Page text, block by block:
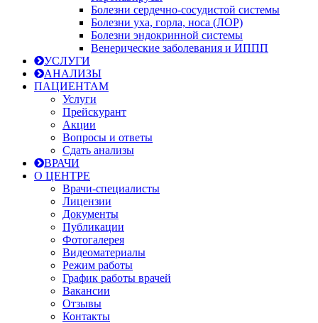
Болезни сердечно-сосудистой системы
Болезни уха, горла, носа (ЛОР)
Болезни эндокринной системы
Венерические заболевания и ИППП
УСЛУГИ
АНАЛИЗЫ
ПАЦИЕНТАМ
Услуги
Прейскурант
Акции
Вопросы и ответы
Сдать анализы
ВРАЧИ
О ЦЕНТРЕ
Врачи-специалисты
Лицензии
Документы
Публикации
Фотогалерея
Видеоматериалы
Режим работы
График работы врачей
Вакансии
Отзывы
Контакты